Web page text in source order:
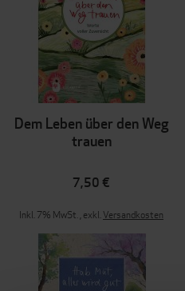
Dem Leben über den Weg
trauen
7,50 €
Inkl. 7% MwSt.,exkl.Versandkosten